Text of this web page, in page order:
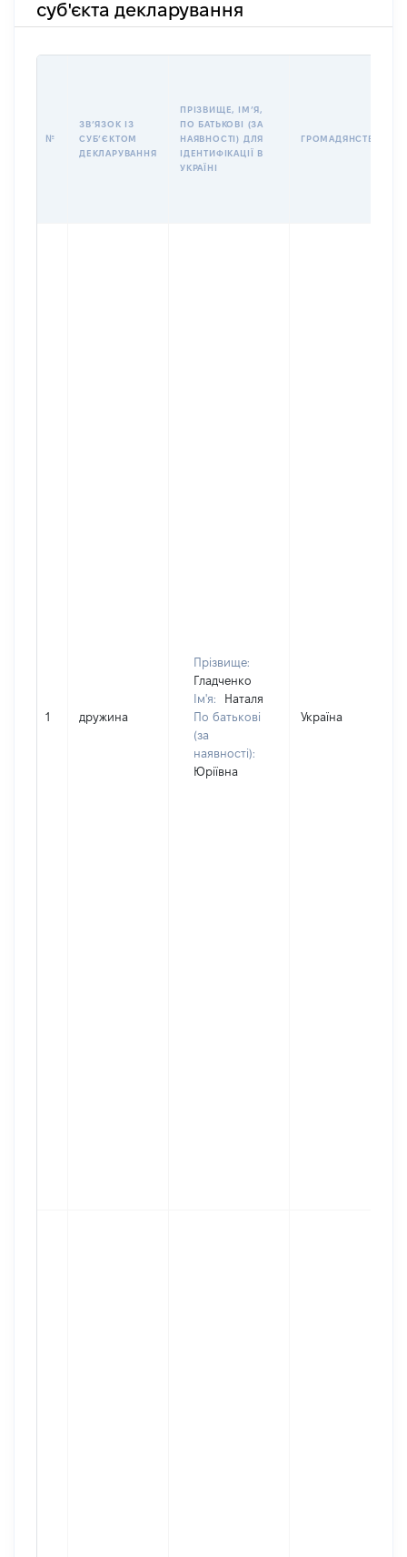
суб'єкта декларування
№
ЗВʼЯЗОК ІЗ
СУБʼЄКТОМ
ДЕКЛАРУВАННЯ
ПРІЗВИЩЕ, ІМʼЯ,
ПО БАТЬКОВІ (ЗА
НАЯВНОСТІ) ДЛЯ
ІДЕНТИФІКАЦІЇ В
УКРАЇНІ
ГРОМАДЯНСТВО
1 дружина
Прізвище:
Гладченко
Ім'я:
Наталя
По батькові
(за
наявності):
Юріївна
Україна